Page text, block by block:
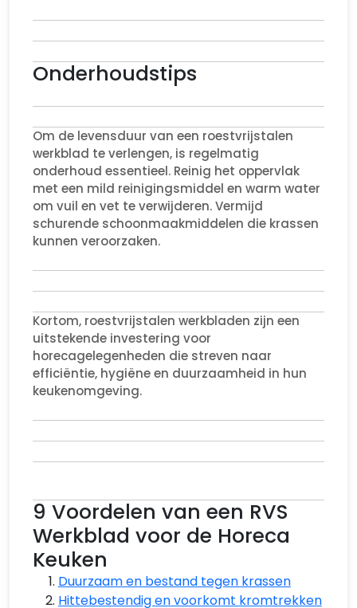
Onderhoudstips
Om de levensduur van een roestvrijstalen
werkblad te verlengen, is regelmatig
onderhoud essentieel. Reinig het oppervlak
met een mild reinigingsmiddel en warm water
om vuil en vet te verwijderen. Vermijd
schurende schoonmaakmiddelen die krassen
kunnen veroorzaken.
Kortom, roestvrijstalen werkbladen zijn een
uitstekende investering voor
horecagelegenheden die streven naar
efficiëntie, hygiëne en duurzaamheid in hun
keukenomgeving.
9 Voordelen van een RVS
Werkblad voor de Horeca
Keuken
Duurzaam en bestand tegen krassen
Hittebestendig en voorkomt kromtrekken